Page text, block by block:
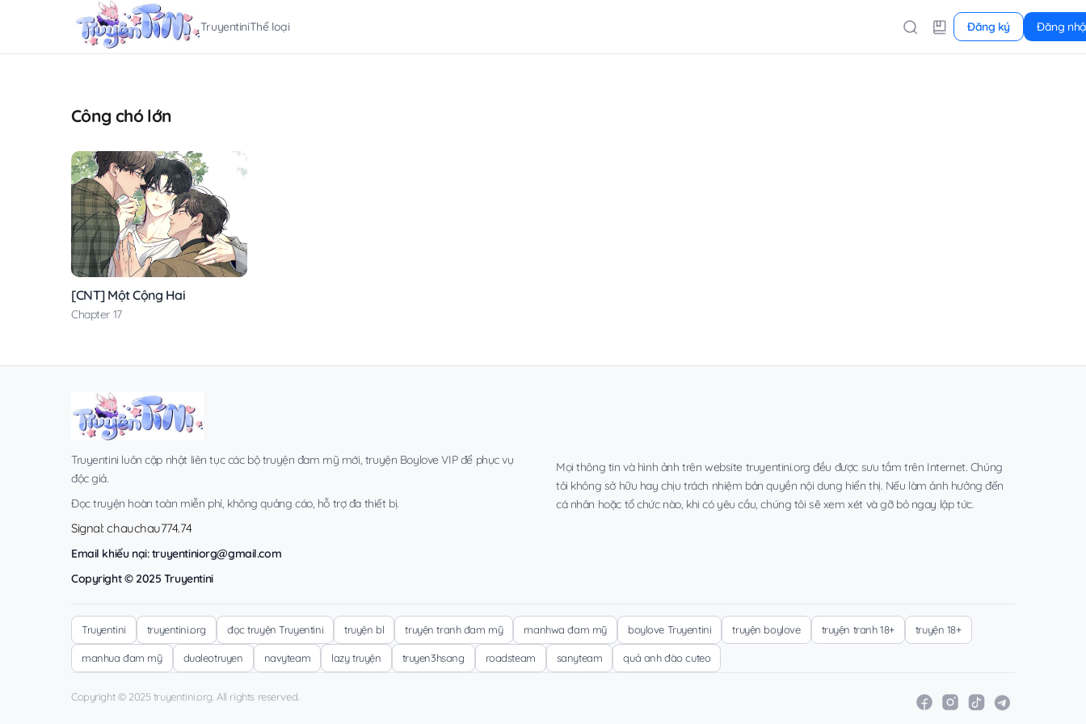
TruyentiniThể loại Đăng ký Đăng
Công chó lớn
[CNT] Một Cộng Hai
Chapter 17
Truyentini luôn cập nhật liên tục các bộ truyện đam mỹ mới, truyện Boylove VIP để phục vụ
độc giả.
Đọc truyện hoàn toàn miễn phí, không quảng cáo, hỗ trợ đa thiết bị.
Signal: chauchau774.74
Email khiếu nại:truyentiniorg@gmail.com
Copyright © 2025 Truyentini
Mọi thông tin và hình ảnh trên website truyentini.org đều được sưu tầm trên Internet. Chúng
tôi không sở hữu hay chịu trách nhiệm bản quyền nội dung hiển thị. Nếu làm ảnh hưởng đến
cá nhân hoặc tổ chức nào, khi có yêu cầu, chúng tôi sẽ xem xét và gỡ bỏ ngay lập tức.
Truyentini truyentini.org đọc truyện Truyentini truyện bl truyện tranh đam mỹ manhwa đam mỹ boylove Truyentini truyện boylove truyện tranh 18+ truyện 18+
manhua đam mỹ dualeotruyen navyteam lazy truyện truyen3hsang roadsteam sanyteam quả anh đào cuteo
Copyright © 2025 truyentini.org. All rights reserved.